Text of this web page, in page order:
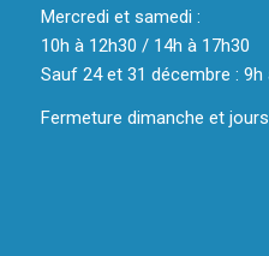
Mercredi et samedi :
10h à 12h30 / 14h à 17h30
Sauf 24 et 31 décembre : 9h
Fermeture dimanche et